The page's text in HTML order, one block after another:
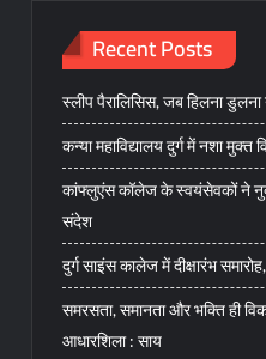
Recent Posts
स्लीप पैरालिसिस, जब हिलना डुलना
कन्या महाविद्यालय दुर्ग में नशा मुक्त
कांफ्लुएंस कॉलेज के स्वयंसेवकों ने
संदेश
दुर्ग साइंस कालेज में दीक्षारंभ समारोह,
समरसता, समानता और भक्ति ही
आधारशिला : साय